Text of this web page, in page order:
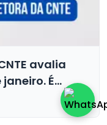
avalia
É